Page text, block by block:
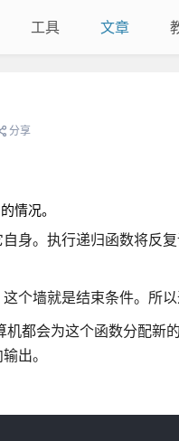
工具 文章
分享
情况。
身。执行递归函数将反
个墙就是结束条件。所
都会为这个函数分配
出。